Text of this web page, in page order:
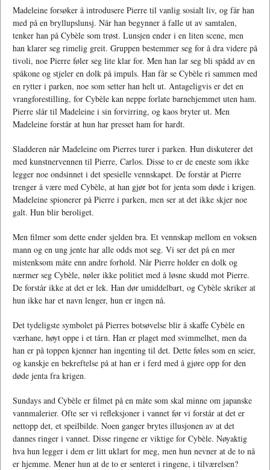
Madeleine forsøker å introdusere Pierre til vanlig sosialt liv, og får han
med på en bryllupslunsj. Når han begynner å falle ut av samtalen,
tenker han på Cybèle som trøst. Lunsjen ender i en liten scene, men
han klarer seg rimelig greit. Gruppen bestemmer seg for å dra videre på
tivoli, noe Pierre føler seg lite klar for. Men han lar seg bli spådd av en
spåkone og stjeler en dolk på impuls. Han får se Cybèle ri sammen med
en rytter i parken, noe som setter han helt ut. Antageligvis er det en
vrangforestilling, for Cybèle kan neppe forlate barnehjemmet uten ham.
Pierre slår til Madeleine i sin forvirring, og kaos bryter ut. Men
Madeleine forstår at hun har presset ham for hardt.
Sladderen når Madeleine om Pierres turer i parken. Hun diskuterer det
med kunstnervennen til Pierre, Carlos. Disse to er de eneste som ikke
legger noe ondsinnet i det spesielle vennskapet. De forstår at Pierre
trenger å være med Cybèle, at han gjør bot for jenta som døde i krigen.
Madeleine spionerer på Pierre i parken, men ser at det ikke skjer noe
galt. Hun blir beroliget.
Men filmer som dette ender sjelden bra. Et vennskap mellom en voksen
mann og en ung jente har alle odds mot seg. Vi ser det på en mer
mistenksom måte enn andre forhold. Når Pierre holder en dolk og
nærmer seg Cybèle, nøler ikke politiet med å løsne skudd mot Pierre.
De forstår ikke at det er lek. Han dør umiddelbart, og Cybèle skriker at
hun ikke har et navn lenger, hun er ingen nå.
Det tydeligste symbolet på Pierres botsøvelse blir å skaffe Cybèle en
værhane, høyt oppe i et tårn. Han er plaget med svimmelhet, men da
han er på toppen kjenner han ingenting til det. Dette føles som en seier,
og kanskje en bekreftelse på at han er i ferd med å gjøre opp for den
døde jenta fra krigen.
Sundays and Cybèle er filmet på en måte som skal minne om japanske
vannmalerier. Ofte ser vi refleksjoner i vannet før vi forstår at det er
nettopp det, et speilbilde. Noen ganger brytes illusjonen av at det
dannes ringer i vannet. Disse ringene er viktige for Cybèle. Nøyaktig
hva hun legger i dem er litt uklart for meg, men hun nevner at de to nå
er hjemme. Mener hun at de to er senteret i ringene, i tilværelsen?